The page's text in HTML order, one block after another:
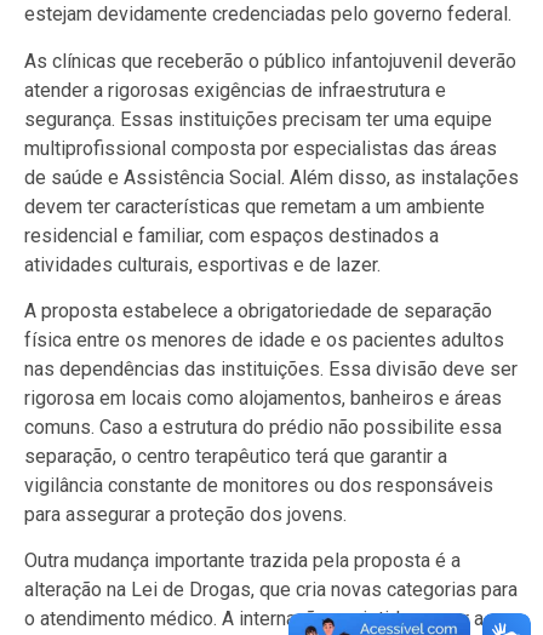
estejam devidamente credenciadas pelo governo federal.
As clínicas que receberão o público infantojuvenil deverão
atender a rigorosas exigências de infraestrutura e
segurança. Essas instituições precisam ter uma equipe
multiprofissional composta por especialistas das áreas
de saúde e Assistência Social. Além disso, as instalações
devem ter características que remetam a um ambiente
residencial e familiar, com espaços destinados a
atividades culturais, esportivas e de lazer.
A proposta estabelece a obrigatoriedade de separação
física entre os menores de idade e os pacientes adultos
nas dependências das instituições. Essa divisão deve ser
rigorosa em locais como alojamentos, banheiros e áreas
comuns. Caso a estrutura do prédio não possibilite essa
separação, o centro terapêutico terá que garantir a
vigilância constante de monitores ou dos responsáveis
para assegurar a proteção dos jovens.
Outra mudança importante trazida pela proposta é a
alteração na Lei de Drogas, que cria novas categorias para
o atendimento médico. A internação assistida requer a